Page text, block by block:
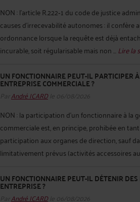
NON : l’article R.222‑1 du code de justice
causes d’irrecevabilité autonomes : il
ordonnance lorsque la requête est déjà
incurable, soit régularisable mais non ...Lire la
UN FONCTIONNAIRE PEUT-IL PARTICIPER
ENTREPRISE COMMERCIALE ?
ParAndré ICARDle 06/08/2026
NON : la participation d’un fonctionnaire à la
commerciale est, en principe, prohibée en
participation aux organes de direction, sauf
limitativement prévus (activités accessoires
UN FONCTIONNAIRE PEUT-IL DÉTENIR DES
ENTREPRISE ?
ParAndré ICARDle 06/08/2026